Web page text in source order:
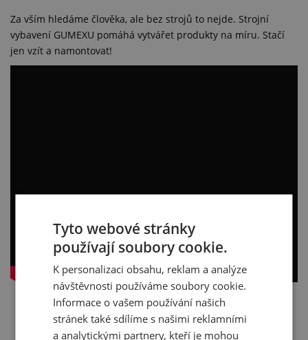
Za vším hledáme člověka, ale bez strojů to nejde. Strojní
vybavení GUMEXU pomáhá vytvářet produkty na míru. Stačí
jen vzít a namontovat!
Tyto webové stránky
používají soubory cookie.
K personalizaci obsahu, reklam a analýze
návštěvnosti používáme soubory cookie.
Informace o vašem používání našich
stránek také sdílíme s našimi reklamními
a analytickými partnery, kteří je mohou